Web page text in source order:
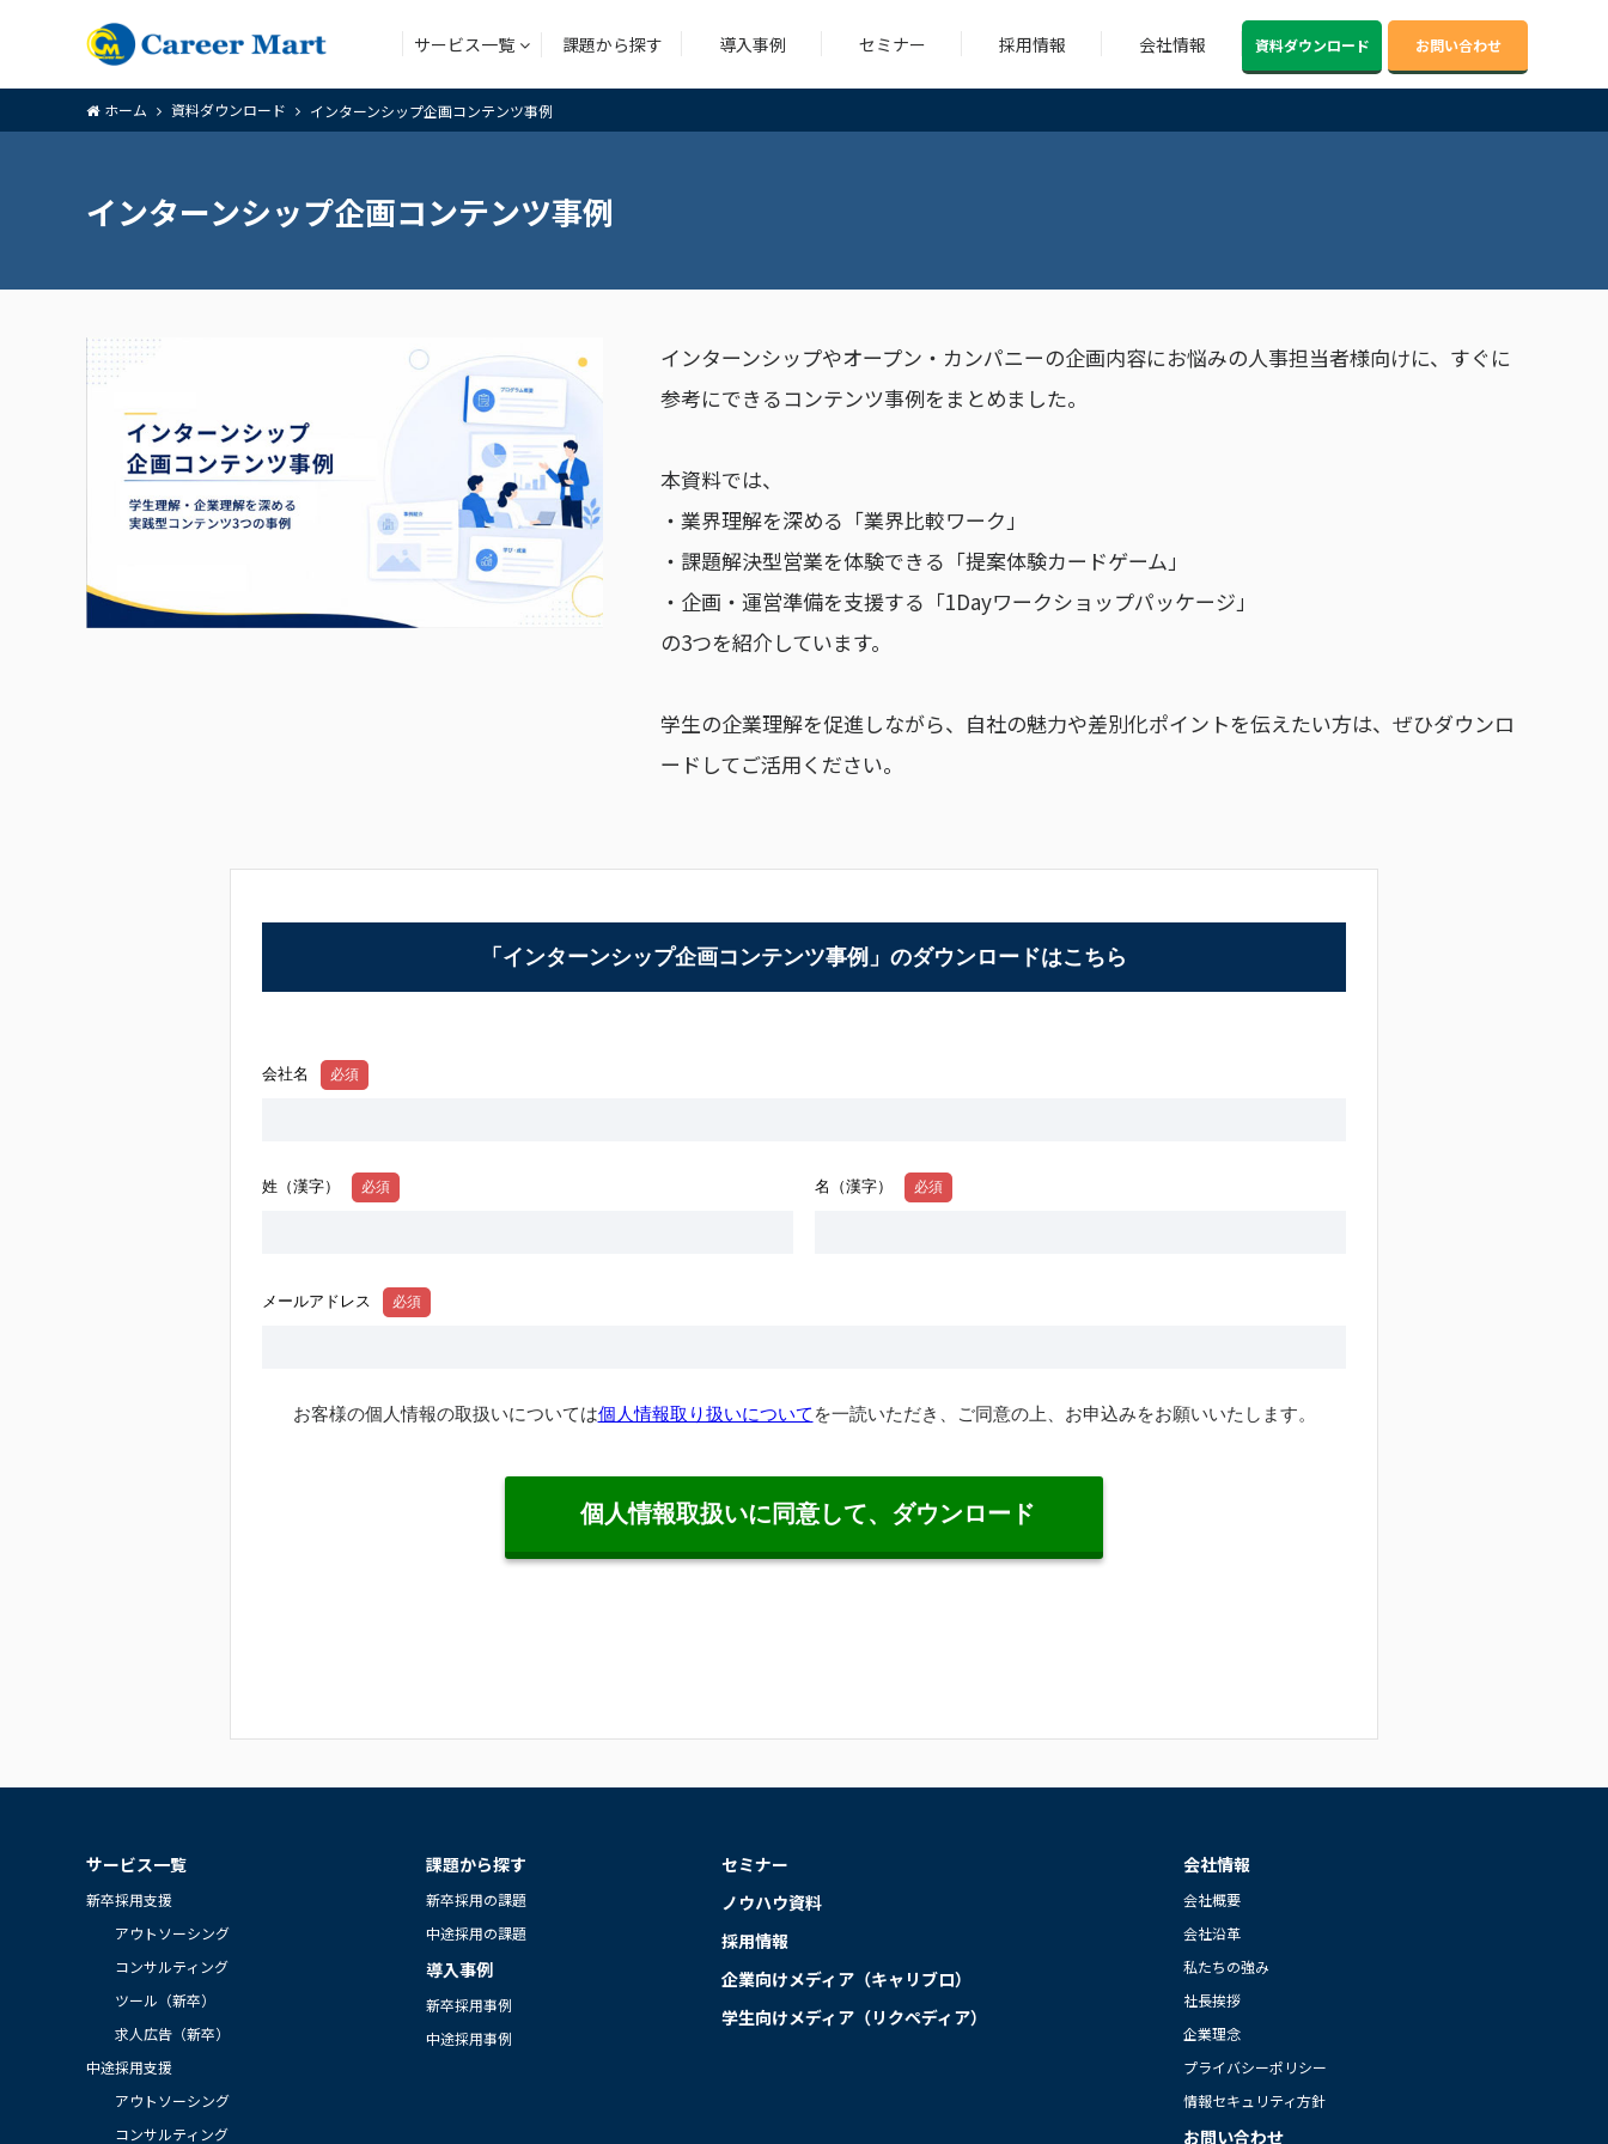
サービス一覧 課題から探す 導入事例 セミナー 採用情報 会社情報 資料ダウンロード お問い合わせ
ホーム 資料ダウンロード インターンシップ企画コンテンツ事例
インターンシップ企画コンテンツ事例
インターンシップやオープン・カンパニーの企画内容にお悩みの人事担当者様向けに、すぐに
参考にできるコンテンツ事例をまとめました。
本資料では、
・業界理解を深める「業界比較ワーク」
・課題解決型営業を体験できる「提案体験カードゲーム」
・企画・運営準備を支援する「1Dayワークショップパッケージ」
の3つを紹介しています。
学生の企業理解を促進しながら、自社の魅力や差別化ポイントを伝えたい方は、ぜひダウンロ
ードしてご活用ください。
サービス一覧
新卒採用支援
アウトソーシング
コンサルティング
ツール（新卒）
求人広告（新卒）
中途採用支援
アウトソーシング
コンサルティング
課題から探す
新卒採用の課題
中途採用の課題
導入事例
新卒採用事例
中途採用事例
セミナー
ノウハウ資料
採用情報
企業向けメディア（キャリブロ）
学生向けメディア（リクペディア）
会社情報
会社概要
会社沿革
私たちの強み
社長挨拶
企業理念
プライバシーポリシー
情報セキュリティ方針
お問い合わせ